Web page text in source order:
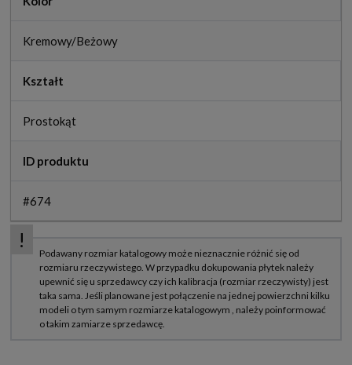
Kremowy/Beżowy
Kształt
Prostokąt
ID produktu
#674